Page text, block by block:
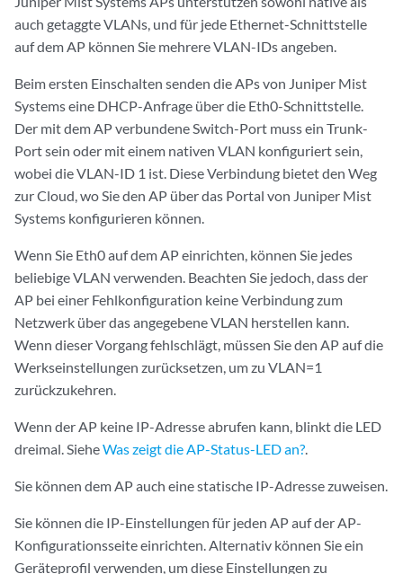
auch getaggte VLANs, und für jede Ethernet-Schnittstelle
auf dem AP können Sie mehrere VLAN-IDs angeben.
Beim ersten Einschalten senden die APs von Juniper Mist
Systems eine DHCP-Anfrage über die Eth0-Schnittstelle.
Der mit dem AP verbundene Switch-Port muss ein Trunk-
Port sein oder mit einem nativen VLAN konfiguriert sein,
wobei die VLAN-ID 1 ist. Diese Verbindung bietet den Weg
zur Cloud, wo Sie den AP über das Portal von Juniper Mist
Systems konfigurieren können.
Wenn Sie Eth0 auf dem AP einrichten, können Sie jedes
beliebige VLAN verwenden. Beachten Sie jedoch, dass der
AP bei einer Fehlkonfiguration keine Verbindung zum
Netzwerk über das angegebene VLAN herstellen kann.
Wenn dieser Vorgang fehlschlägt, müssen Sie den AP auf die
Werkseinstellungen zurücksetzen, um zu VLAN=1
zurückzukehren.
Wenn der AP keine IP-Adresse abrufen kann, blinkt die LED
dreimal. SieheWas zeigt die AP-Status-LED an?.
Sie können dem AP auch eine statische IP-Adresse zuweisen.
Sie können die IP-Einstellungen für jeden AP auf der AP-
Konfigurationsseite einrichten. Alternativ können Sie ein
Geräteprofil verwenden, um diese Einstellungen zu